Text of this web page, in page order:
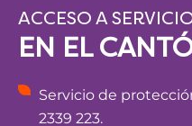
ACCESO A
EN EL
Servicio de
2339 223.